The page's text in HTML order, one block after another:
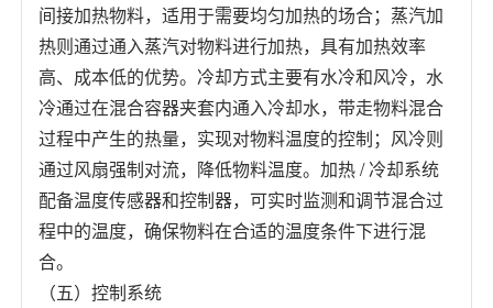
间接加热物料，适用于需要均匀加热的场合；蒸汽加
热则通过通入蒸汽对物料进行加热，具有加热效率
高、成本低的优势。冷却方式主要有水冷和风冷，水
冷通过在混合容器夹套内通入冷却水，带走物料混合
过程中产生的热量，实现对物料温度的控制；风冷则
通过风扇强制对流，降低物料温度。加热 / 冷却系统
配备温度传感器和控制器，可实时监测和调节混合过
程中的温度，确保物料在合适的温度条件下进行混
合。
（五）控制系统